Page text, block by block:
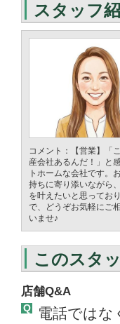
スタッフ
コメント：【営業】「
産会社あるんだ！」と
トホームな会社です。
持ちに寄り添いながら
を叶えたいと思ってお
で、どうぞお気軽にご
いませ♪
このスタ
店舗Q&A
Q 電話ではな